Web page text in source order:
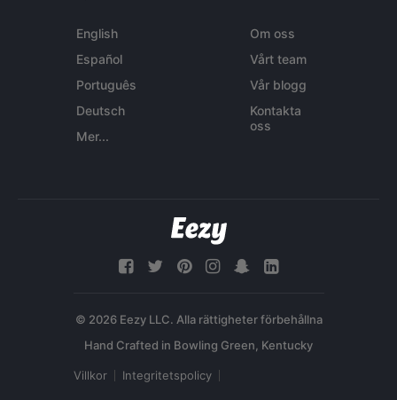
English
Español
Português
Deutsch
Mer...
Om oss
Vårt team
Vår blogg
Kontakta
oss
© 2026 Eezy LLC. Alla rättigheter förbehållna
Villkor Integritetspolicy